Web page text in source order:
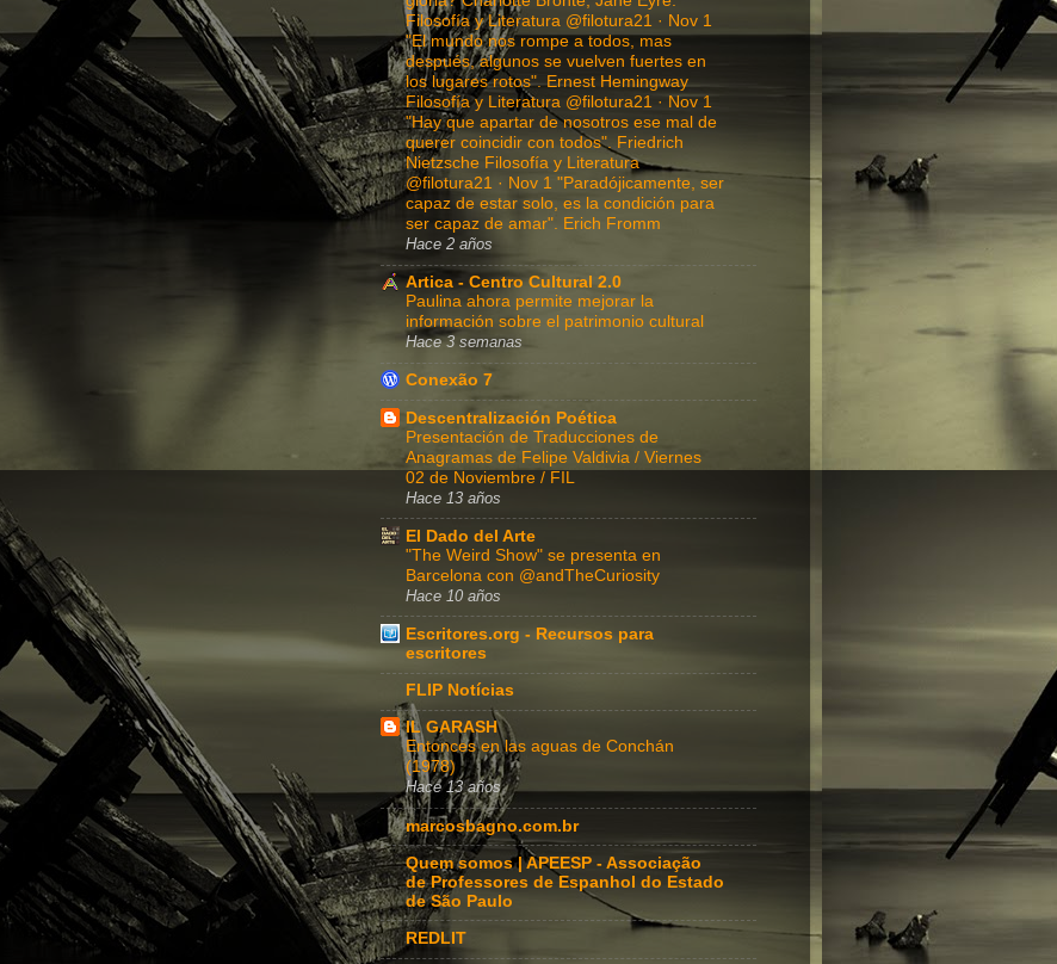
Filosofía y Literatura @filotura21 · Nov 1
"El mundo nos rompe a todos, mas
después, algunos se vuelven fuertes en
los lugares rotos". Ernest Hemingway
Filosofía y Literatura @filotura21 · Nov 1
"Hay que apartar de nosotros ese mal de
querer coincidir con todos". Friedrich
Nietzsche Filosofía y Literatura
@filotura21 · Nov 1 "Paradójicamente, ser
capaz de estar solo, es la condición para
ser capaz de amar". Erich Fromm
Hace 2 años
Artica - Centro Cultural 2.0
Paulina ahora permite mejorar la
información sobre el patrimonio cultural
Hace 3 semanas
Conexão 7
Descentralización Poética
Presentación de Traducciones de
Anagramas de Felipe Valdivia / Viernes
02 de Noviembre / FIL
Hace 13 años
El Dado del Arte
"The Weird Show" se presenta en
Barcelona con @andTheCuriosity
Hace 10 años
Escritores.org - Recursos para
escritores
FLIP Notícias
IL GARASH
Entonces en las aguas de Conchán
(1978)
Hace 13 años
marcosbagno.com.br
Quem somos | APEESP - Associação
de Professores de Espanhol do Estado
de São Paulo
REDLIT